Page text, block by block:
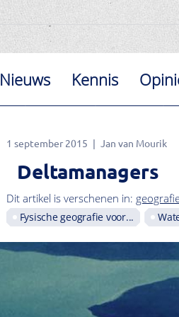
Nieuws Kennis
1 september 2015 Jan van Mourik
Deltamanagers
Dit artikel is verschenen in:
Fysische geografie voor...